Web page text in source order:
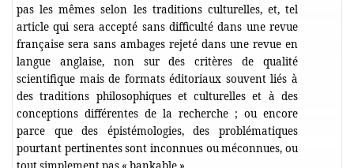
pas les mêmes selon les traditions culturelles, et, tel
article qui sera accepté sans difficulté dans une revue
française sera sans ambages rejeté dans une revue en
langue anglaise, non sur des critères de qualité
scientifique mais de formats éditoriaux souvent liés à
des traditions philosophiques et culturelles et à des
conceptions différentes de la recherche ; ou encore
parce que des épistémologies, des problématiques
pourtant pertinentes sont inconnues ou méconnues, ou